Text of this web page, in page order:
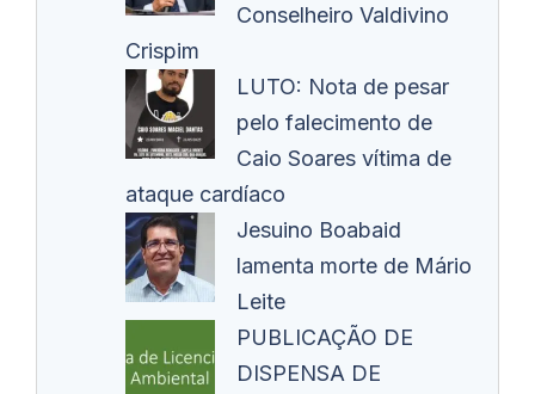
Conselheiro Valdivino
Crispim
LUTO: Nota de pesar
pelo falecimento de
Caio Soares vítima de
ataque cardíaco
Jesuino Boabaid
lamenta morte de Mário
Leite
PUBLICAÇÃO DE
DISPENSA DE